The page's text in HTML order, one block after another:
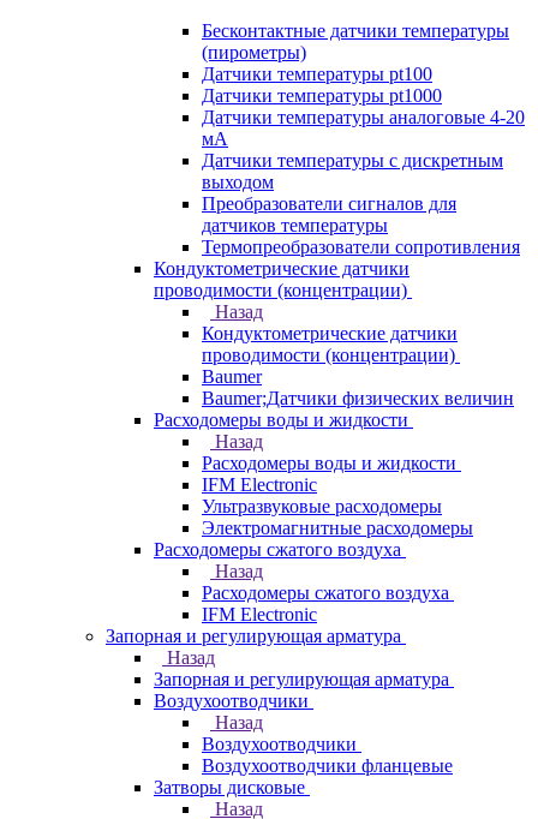
Бесконтактные датчики температуры
(пирометры)
Датчики температуры pt100
Датчики температуры pt1000
Датчики температуры аналоговые 4-20
мА
Датчики температуры с дискретным
выходом
Преобразователи сигналов для
датчиков температуры
Термопреобразователи сопротивления
Кондуктометрические датчики
проводимости (концентрации)
Назад
Кондуктометрические датчики
проводимости (концентрации)
Baumer
Baumer;Датчики физических величин
Расходомеры воды и жидкости
Назад
Расходомеры воды и жидкости
IFM Electronic
Ультразвуковые расходомеры
Электромагнитные расходомеры
Расходомеры сжатого воздуха
Назад
Расходомеры сжатого воздуха
IFM Electronic
Запорная и регулирующая арматура
Назад
Запорная и регулирующая арматура
Воздухоотводчики
Назад
Воздухоотводчики
Воздухоотводчики фланцевые
Затворы дисковые
Назад